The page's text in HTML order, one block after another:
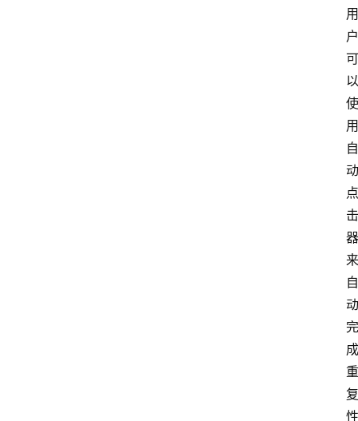
用
户
可
以
使
用
自
动
点
击
器
来
自
动
完
成
重
复
性